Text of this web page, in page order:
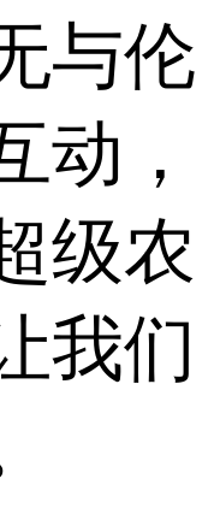
与伦
动，
级农
我们